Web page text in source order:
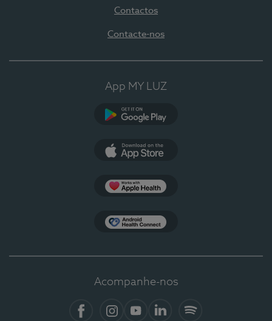
Contactos
Contacte-nos
App MY LUZ
Acompanhe-nos